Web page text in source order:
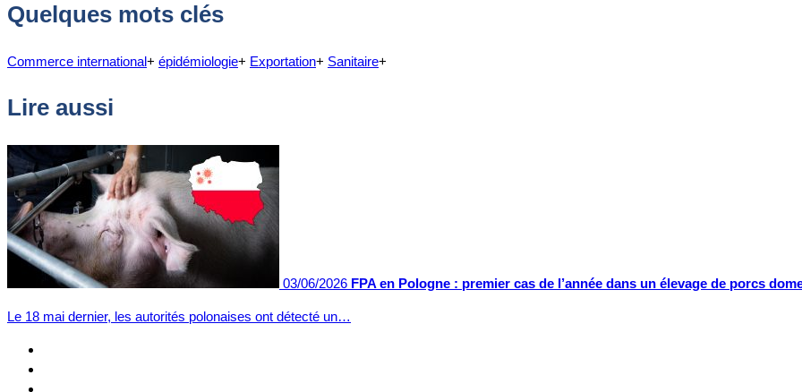
Quelques mots clés
Commerce international+ épidémiologie+ Exportation+ Sanitaire+
Lire aussi
03/06/2026 FPA en Pologne : premier cas de l’année dans un élevage de porcs
Le 18 mai dernier, les autorités polonaises ont détecté un…